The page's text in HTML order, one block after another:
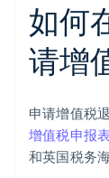
如何
请增
申请增值税
增值税申报
和英国税务